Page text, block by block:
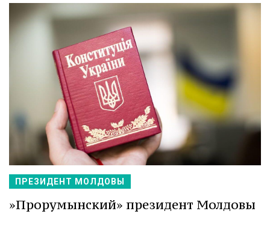
ПРЕЗИДЕНТ МОЛДОВЫ
»Прорумынский» президент Молдовы